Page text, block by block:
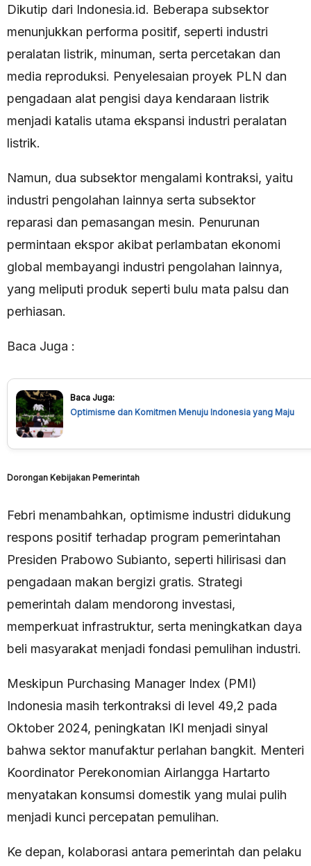
Dikutip dari Indonesia.id. Beberapa subsektor
menunjukkan performa positif, seperti industri
peralatan listrik, minuman, serta percetakan dan
media reproduksi. Penyelesaian proyek PLN dan
pengadaan alat pengisi daya kendaraan listrik
menjadi katalis utama ekspansi industri peralatan
listrik.
Namun, dua subsektor mengalami kontraksi, yaitu
industri pengolahan lainnya serta subsektor
reparasi dan pemasangan mesin. Penurunan
permintaan ekspor akibat perlambatan ekonomi
global membayangi industri pengolahan lainnya,
yang meliputi produk seperti bulu mata palsu dan
perhiasan.
Baca Juga :
Baca Juga:
Optimisme dan Komitmen Menuju Indonesia yang Maju
Dorongan Kebijakan Pemerintah
Febri menambahkan, optimisme industri didukung
respons positif terhadap program pemerintahan
Presiden Prabowo Subianto, seperti hilirisasi dan
pengadaan makan bergizi gratis. Strategi
pemerintah dalam mendorong investasi,
memperkuat infrastruktur, serta meningkatkan daya
beli masyarakat menjadi fondasi pemulihan industri.
Meskipun Purchasing Manager Index (PMI)
Indonesia masih terkontraksi di level 49,2 pada
Oktober 2024, peningkatan IKI menjadi sinyal
bahwa sektor manufaktur perlahan bangkit. Menteri
Koordinator Perekonomian Airlangga Hartarto
menyatakan konsumsi domestik yang mulai pulih
menjadi kunci percepatan pemulihan.
Ke depan, kolaborasi antara pemerintah dan pelaku